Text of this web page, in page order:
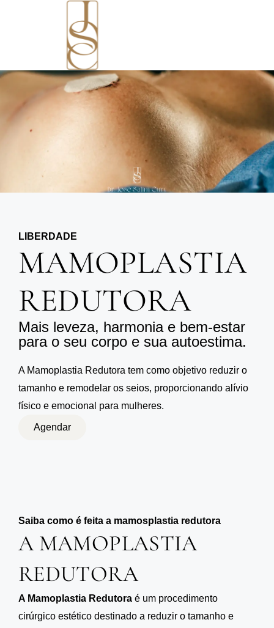
LIBERDADE
MAMOPLASTIA
REDUTORA
Mais leveza, harmonia e bem-estar
para o seu corpo e sua autoestima.
A Mamoplastia Redutora tem como objetivo reduzir o
tamanho e remodelar os seios, proporcionando alívio
físico e emocional para mulheres.
Agendar
Saiba como é feita a mamosplastia redutora
A MAMOPLASTIA
REDUTORA
A Mamoplastia Redutora é um procedimento
cirúrgico estético destinado a reduzir o tamanho e